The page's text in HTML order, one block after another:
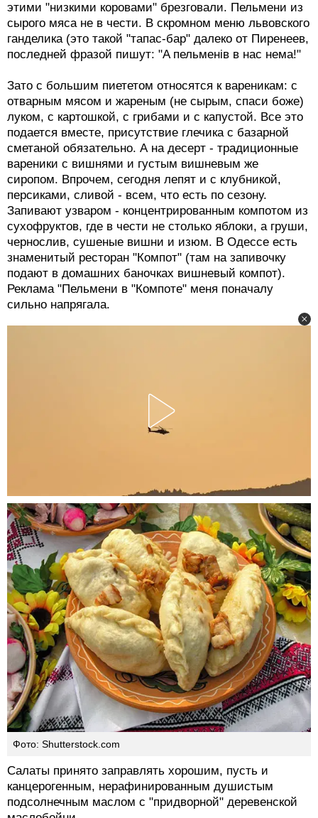
этими "низкими коровами" брезговали. Пельмени из
сырого мяса не в чести. В скромном меню львовского
ганделика (это такой "тапас-бар" далеко от Пиренеев,
последней фразой пишут: "A пельменiв в нас нема!"
Зато с большим пиететом относятся к вареникам: с
отварным мясом и жареным (не сырым, спаси боже)
луком, с картошкой, с грибами и с капустой. Все это
подается вместе, присутствие глечика с базарной
сметаной обязательно. А на десерт - традиционные
вареники с вишнями и густым вишневым же
сиропом. Впрочем, сегодня лепят и с клубникой,
персиками, сливой - всем, что есть по сезону.
Запивают узваром - концентрированным компотом из
сухофруктов, где в чести не столько яблоки, а груши,
чернослив, сушеные вишни и изюм. В Одессе есть
знаменитый ресторан "Компот" (там на запивочку
подают в домашних баночках вишневый компот).
Реклама "Пельмени в "Компоте" меня поначалу
сильно напрягала.
Фото: Shutterstock.com
Салаты принято заправлять хорошим, пусть и
канцерогенным, нерафинированным душистым
подсолнечным маслом с "придворной" деревенской